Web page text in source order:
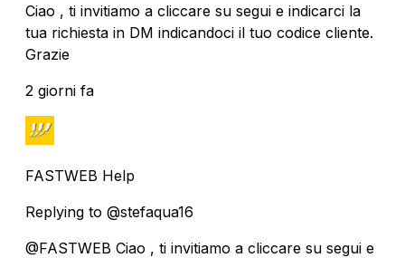
Ciao , ti invitiamo a cliccare su segui e indicarci la
tua richiesta in DM indicandoci il tuo codice cliente.
Grazie
2 giorni fa
FASTWEB Help
Replying to @stefaqua16
@FASTWEB Ciao , ti invitiamo a cliccare su segui e